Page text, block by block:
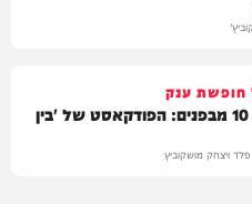
חופשת ענק
הצצה לכלא 10 מבפנים: הפודקאסט של 'בין
פלד ויצחק מושקוביץ